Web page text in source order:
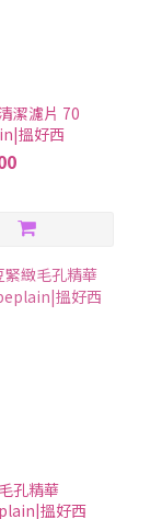
命效果不明顯，有
和劑量來吃合利他
成分多一點的
說明書上所寫的用
潔濾片 70
搵好西
孔精華
搵好西